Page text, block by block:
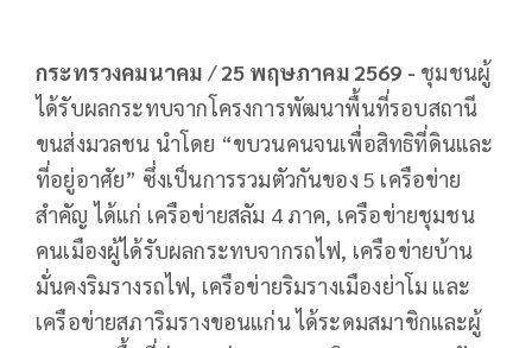
กระทรวงคมนาคม /25 พฤษภาคม 2569 - ชุมชนผู้
ได้รับผลกระทบจากโครงการพัฒนาพื้นที่รอบสถานี
ขนส่งมวลชน นำโดย “ขบวนคนจนเพื่อสิทธิที่ดินและ
ที่อยู่อาศัย” ซึ่งเป็นการรวมตัวกันของ 5 เครือข่าย
สำคัญ ได้แก่ เครือข่ายสลัม 4 ภาค, เครือข่ายชุมชน
คนเมืองผู้ได้รับผลกระทบจากรถไฟ, เครือข่ายบ้าน
มั่นคงริมรางรถไฟ, เครือข่ายริมรางเมืองย่าโม และ
เครือข่ายสภาริมรางขอนแก่น ได้ระดมสมาชิกและผู้